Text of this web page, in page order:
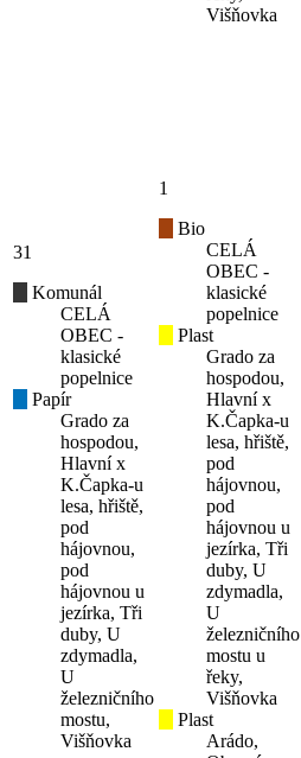
Višňovka
31
Komunál
CELÁ
OBEC -
klasické
popelnice
Papír
Grado za
hospodou,
Hlavní x
K.Čapka-u
lesa, hřiště,
pod
hájovnou,
pod
hájovnou u
jezírka, Tři
duby, U
zdymadla,
U
železničního
mostu,
Višňovka
1
Bio
CELÁ
OBEC -
klasické
popelnice
Plast
Grado za
hospodou,
Hlavní x
K.Čapka-u
lesa, hřiště,
pod
hájovnou,
pod
hájovnou u
jezírka, Tři
duby, U
zdymadla,
U
železničního
mostu u
řeky,
Višňovka
Plast
Arádo,